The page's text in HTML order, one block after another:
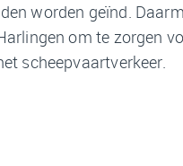
worden geïnd.
om te zorgen
scheepvaartverkeer.